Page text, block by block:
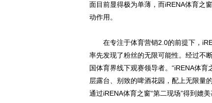
面目前显得极为单薄，而iRENA体育之
动作用。
在专注于体育营销2.0的前提下，
率先发现了粉丝的无限可能性。经过不
国体育界线下观赛领导者。“iRENA体
层露台、别致的啤酒花园，配上无限量
通过iRENA体育之窗“第二现场”得到媲